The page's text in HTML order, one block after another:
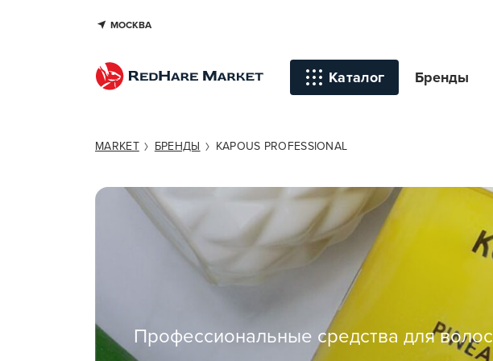
МОСКВА
Каталог Бренды
Инструменты
Уход для кожи
Терапия волос и кожи
головы
Стайлинг
Окрашивание и камуфляж
Средства для бритья и
MARKET БРЕНДЫ KAPOUS PROFESSIONAL
Профессиональные средства для волос